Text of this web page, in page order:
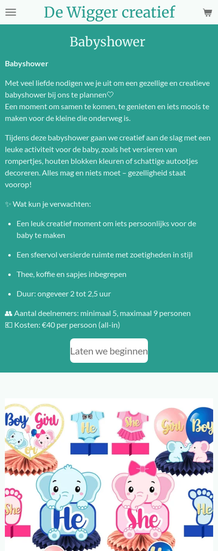
Ga
De Wigger creatief
Babyshower
Babyshower
Met veel liefde nodigen we je uit om een gezellige en creatieve
babyshower bij ons te plannen🤍
Een moment om samen te komen, te genieten en iets moois te
maken voor de kleine die onderweg is.
Tijdens deze babyshower gaan we creatief aan de slag met een
leuke activiteit voor de baby, zoals het versieren van
rompertjes, houten blokken kleuren of schattige autootjes
decoreren. Alles mag en niets moet – gezelligheid staat
voorop!
✨ Wat kun je verwachten:
Een leuk creatief moment om iets persoonlijks voor de
baby te maken
Een sfeervol versierde ruimte met zoetigheden in stijl
Thee, koffie en sapjes inbegrepen
Duur: ongeveer 2 tot 2,5 uur
👥 Aantal deelnemers: minimaal 5, maximaal 9 personen
💶 Kosten: €40 per persoon (all-in)
Laten we beginnen